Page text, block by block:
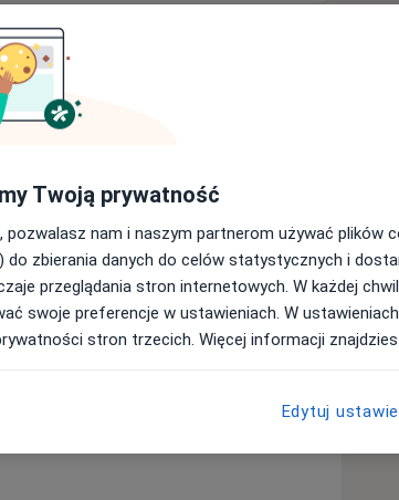
oraz trenerem przygotowania
sport, co pozwala mi lepiej
Specjalizuję się w leczeniu i
zarówno w codziennych
i w poważniejszych urazach, które
stawów skokowych i
łąkotek). Moim celem jest nie
bezpieczny powrót do
amatorskim, jak i wyczynowym.
grupą młodych sportowców,
zdrowie podczas trwania
urazom, a w przypadku ich
aby jak najszybciej wrócili do
Twoją prywatność
pozwalasz nam i naszym partnerom używać plików
do zbierania danych do celów statystycznych i
przeglądania stron internetowych. W każdej
swoje preferencje w ustawieniach. W
stron trzecich. Więcej informacji
Edytuj